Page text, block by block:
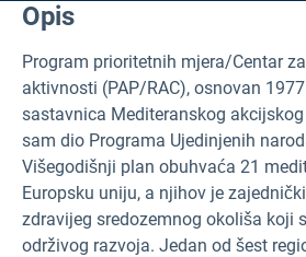
Opis
Program prioritetnih mjera/Centar
aktivnosti (PAP/RAC), osnovan
sastavnica Mediteranskog
sam dio Programa Ujedinjenih
Višegodišnji plan obuhvaća 21
Europsku uniju, a njihov je
zdravijeg sredozemnog okoliša koji
održivog razvoja. Jedan od šest